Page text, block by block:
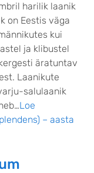
harilik laanik
on Eestis väga
kui
ja klibustel
äratuntav
Laanikute
salulaanik
Loe
– aasta